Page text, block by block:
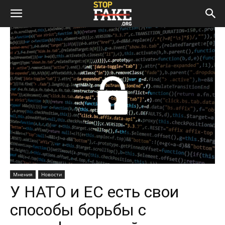
Мнения Новости
У НАТО и ЕС есть свои
способы борьбы с